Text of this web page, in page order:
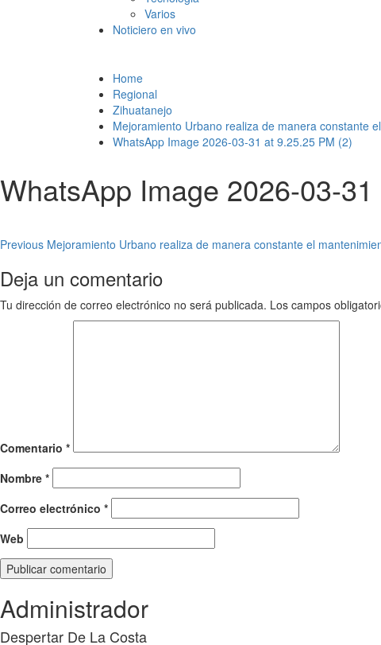
Varios
Noticiero en vivo
Home
Regional
Zihuatanejo
Mejoramiento Urbano realiza de manera constante
WhatsApp Image 2026-03-31 at 9.25.25 PM (2)
WhatsApp Image 2026-03-
Post
navigation
Previous Mejoramiento Urbano realiza de manera constante el
Deja un comentario
Tu dirección de correo electrónico no será publicada. Los campos
Comentario *
Nombre *
Correo electrónico *
Web
Administrador
Despertar De La Costa